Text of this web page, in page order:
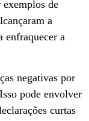
exemplos de
a
enfraquecer a
negativas por
pode envolver
curtas